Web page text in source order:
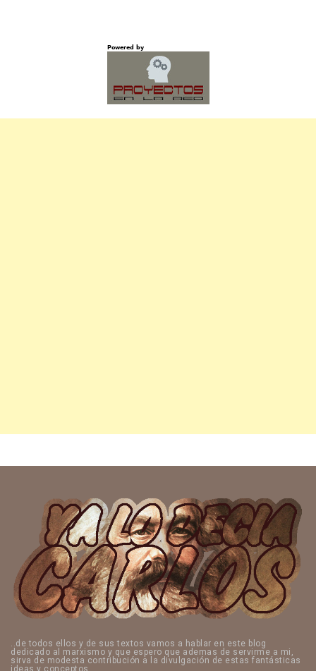
..de todos ellos y de sus textos vamos a hablar en este blog
dedicado al marxismo y que espero que ademas de servirme a mi,
sirva de modesta contribución a la divulgación de estas fantásticas
ideas y conceptos.